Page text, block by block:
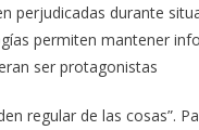
perjudicadas durante
permiten mantener
ser protagonistas
regular de las cosas”.